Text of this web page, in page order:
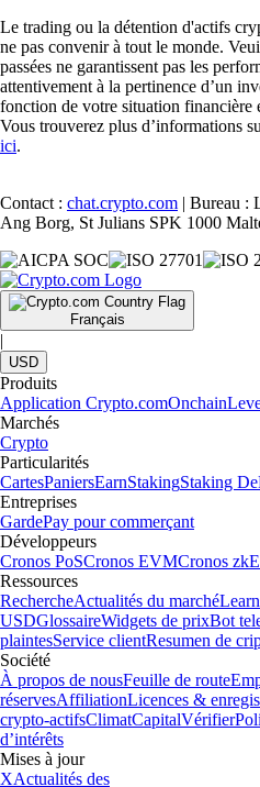
Le trading ou la détention d'actifs
ne pas convenir à tout le monde.
passées ne garantissent pas les
attentivement à la pertinence d’un
fonction de votre situation financière
Vous trouverez plus d’informations
ici.
Contact : chat.crypto.com | Bureau :
Ang Borg, St Julians SPK 1000
Français
|
USD
Produits
Application Crypto.comOnchain
Marchés
Crypto
Particularités
CartesPaniersEarnStakingStaking
Entreprises
GardePay pour commerçant
Développeurs
Cronos PoSCronos EVMCronos
Ressources
RechercheActualités du marchéLearn
USDGlossaireWidgets de prixBot
plaintesService clientResumen de
Société
À propos de nousFeuille de route
réservesAffiliationLicences &
crypto-actifsClimatCapitalVérifier
d’intérêts
Mises à jour
XActualités des